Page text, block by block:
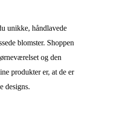
unikke, håndlavede
blomster. Shoppen
og den
produkter er, at de er
designs.